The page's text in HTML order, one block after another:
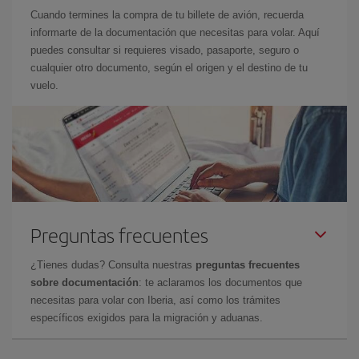
Cuando termines la compra de tu billete de avión, recuerda
informarte de la documentación que necesitas para volar. Aquí
puedes consultar si requieres visado, pasaporte, seguro o
cualquier otro documento, según el origen y el destino de tu
vuelo.
Preguntas frecuentes
¿Tienes dudas? Consulta nuestras preguntas frecuentes
sobre documentación: te aclaramos los documentos que
necesitas para volar con Iberia, así como los trámites
específicos exigidos para la migración y aduanas.